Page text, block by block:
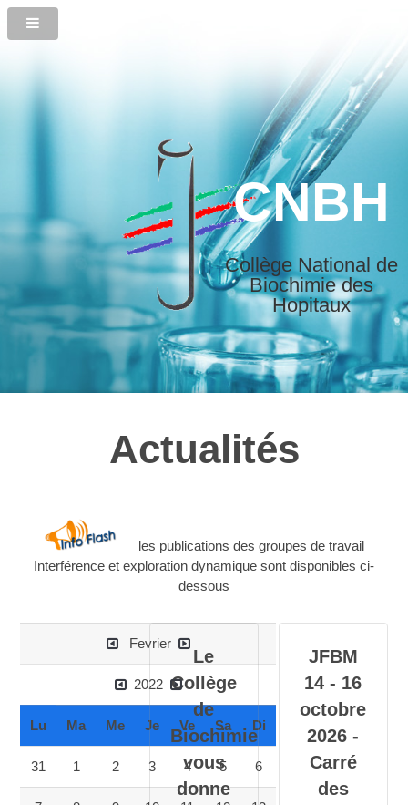
CNBH
Collège National de
Biochimie des
Hopitaux
Actualités
les publications des groupes de travail
Interférence et exploration dynamique sont disponibles ci-
dessous
Fevrier
2022
Lu Ma Me Je Ve Sa Di
31 1 2 3 4 5 6
Le
Collège
de
Biochimie
vous
donne
JFBM
14 - 16
octobre
2026 -
Carré
des